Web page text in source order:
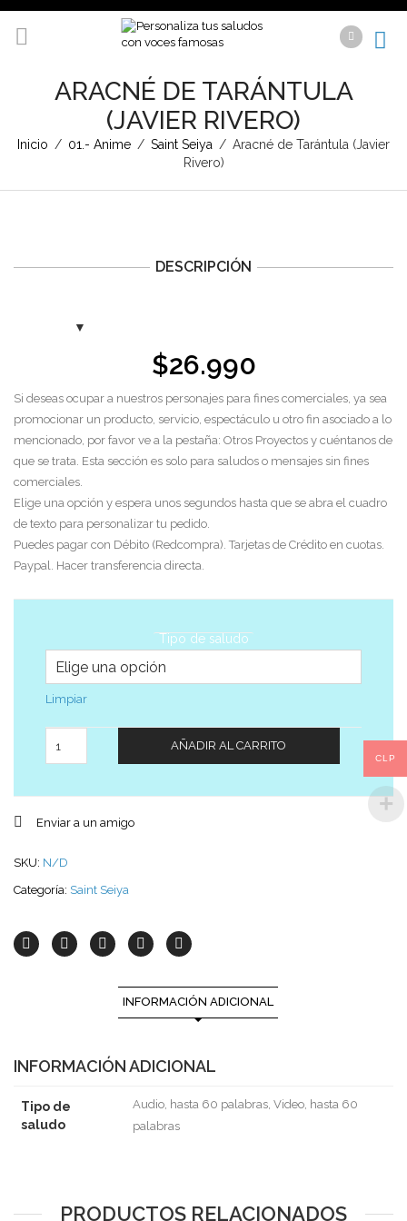
ARACNÉ DE TARÁNTULA
(JAVIER RIVERO)
Inicio / 01.- Anime / Saint Seiya / Aracné de Tarántula (Javier
Rivero)
DESCRIPCIÓN
$26.990
Si deseas ocupar a nuestros personajes para fines comerciales, ya sea
promocionar un producto, servicio, espectáculo u otro fin asociado a lo
mencionado, por favor ve a la pestaña: Otros Proyectos y cuéntanos de
que se trata. Esta sección es solo para saludos o mensajes sin fines
comerciales.
Elige una opción y espera unos segundos hasta que se abra el cuadro
de texto para personalizar tu pedido.
Puedes pagar con Débito (Redcompra). Tarjetas de Crédito en cuotas.
Paypal. Hacer transferencia directa.
Tipo de saludo
Limpiar
AÑADIR AL CARRITO
Enviar a un amigo
SKU: N/D
Categoría: Saint Seiya
INFORMACIÓN ADICIONAL
INFORMACIÓN ADICIONAL
Tipo de
saludo
Audio, hasta 60 palabras, Video, hasta 60
palabras
PRODUCTOS RELACIONADOS
CLP